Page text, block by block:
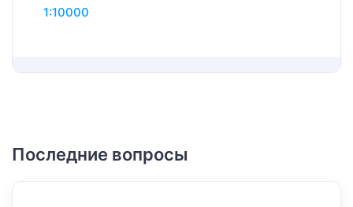
1:10000
Последние вопросы